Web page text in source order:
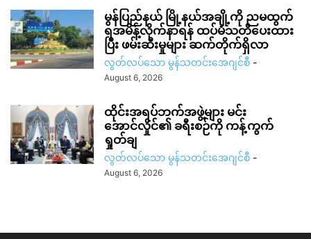
မွန်ပြည်နယ် မြို့နယ်အချို့ကို ညမထွက်
ရအမိန့်လိုက်နာရန် ထပ်မံသတိပေးထား
ပြီး ဖမ်းဆီးမှုများ ဆက်တိုက်ရှိလာ
လွတ်လပ်သော မွန်သတင်းအေဂျင်စီ -
August 6, 2026
ထိုင်းအရပ်ဘက်အဖွဲ့များ မင်း
အောင်လှိုင်၏ ခရီးစဉ်ကို ကန့်ကွက်
ရှုတ်ချ
လွတ်လပ်သော မွန်သတင်းအေဂျင်စီ -
August 6, 2026